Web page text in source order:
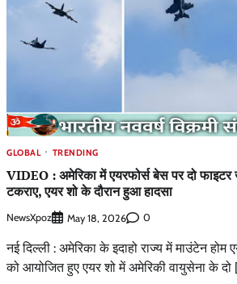
GLOBAL TRENDING
VIDEO : अमेरिका में एयरफोर्स बेस पर दो
टकराए, एयर शो के दौरान हुआ हादसा
NewsXpoz May 18, 2026 0
नई दिल्ली : अमेरिका के इदाहो राज्य में माउंटेन होम
को आयोजित हुए एयर शो में अमेरिकी वायुसेना के